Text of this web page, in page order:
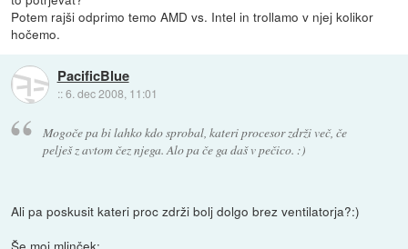
Potem rajši odprimo temo AMD vs. Intel in trollamo v njej kolikor
hočemo.
PacificBlue
::6. dec 2008, 11:01
Mogoče pa bi lahko kdo sprobal, kateri procesor zdrži več, če
pelješ z avtom čez njega. Alo pa če ga daš v pečico. :)
Ali pa poskusit kateri proc zdrži bolj dolgo brez ventilatorja?:)